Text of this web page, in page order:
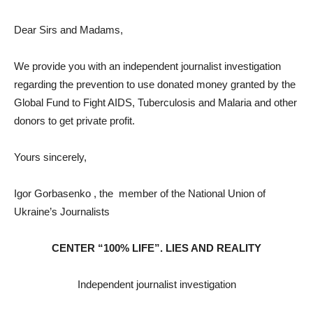
Dear Sirs and Madams,
We provide you with an independent journalist investigation
regarding the prevention to use donated money granted by the
Global Fund to Fight AIDS, Tuberculosis and Malaria and other
donors to get private profit.
Yours sincerely,
Igor Gorbasenko , the member of the National Union of
Ukraine’s Journalists
CENTER “100% LIFE”. LIES AND REALITY
Independent journalist investigation